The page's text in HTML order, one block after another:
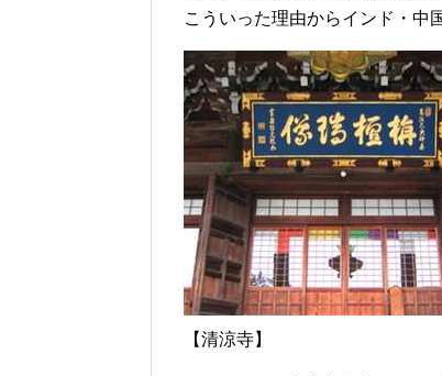
こういった理由からインド・中
【清涼寺】